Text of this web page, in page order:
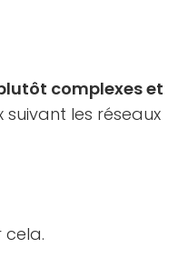
complexes et
les réseaux